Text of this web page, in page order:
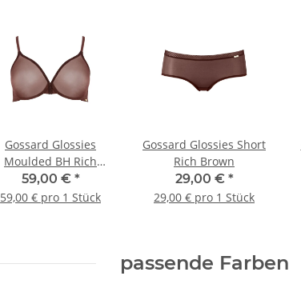
Gossard Glossies
Moulded BH Rich
Brown
59,00 € *
59,00 € pro 1 Stück
Gossard Glossies Short
Rich Brown
29,00 € *
29,00 € pro 1 Stück
passende Farben